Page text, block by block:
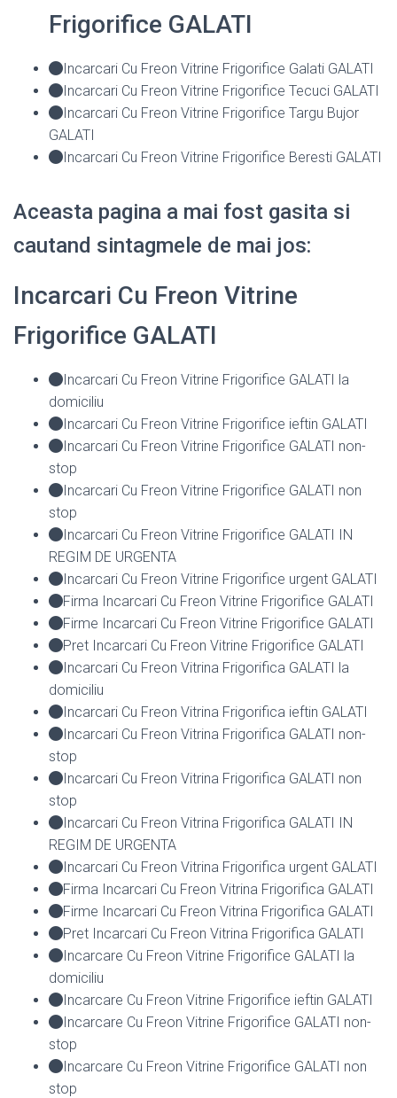
Frigorifice GALATI
Incarcari Cu Freon Vitrine Frigorifice Galati GALATI
Incarcari Cu Freon Vitrine Frigorifice Tecuci GALATI
Incarcari Cu Freon Vitrine Frigorifice Targu Bujor
GALATI
Incarcari Cu Freon Vitrine Frigorifice Beresti GALATI
Aceasta pagina a mai fost gasita si
cautand sintagmele de mai jos:
Incarcari Cu Freon Vitrine
Frigorifice GALATI
Incarcari Cu Freon Vitrine Frigorifice GALATI la
domiciliu
Incarcari Cu Freon Vitrine Frigorifice ieftin GALATI
Incarcari Cu Freon Vitrine Frigorifice GALATI non-
stop
Incarcari Cu Freon Vitrine Frigorifice GALATI non
stop
Incarcari Cu Freon Vitrine Frigorifice GALATI IN
REGIM DE URGENTA
Incarcari Cu Freon Vitrine Frigorifice urgent GALATI
Firma Incarcari Cu Freon Vitrine Frigorifice GALATI
Firme Incarcari Cu Freon Vitrine Frigorifice GALATI
Pret Incarcari Cu Freon Vitrine Frigorifice GALATI
Incarcari Cu Freon Vitrina Frigorifica GALATI la
domiciliu
Incarcari Cu Freon Vitrina Frigorifica ieftin GALATI
Incarcari Cu Freon Vitrina Frigorifica GALATI non-
stop
Incarcari Cu Freon Vitrina Frigorifica GALATI non
stop
Incarcari Cu Freon Vitrina Frigorifica GALATI IN
REGIM DE URGENTA
Incarcari Cu Freon Vitrina Frigorifica urgent GALATI
Firma Incarcari Cu Freon Vitrina Frigorifica GALATI
Firme Incarcari Cu Freon Vitrina Frigorifica GALATI
Pret Incarcari Cu Freon Vitrina Frigorifica GALATI
Incarcare Cu Freon Vitrine Frigorifice GALATI la
domiciliu
Incarcare Cu Freon Vitrine Frigorifice ieftin GALATI
Incarcare Cu Freon Vitrine Frigorifice GALATI non-
stop
Incarcare Cu Freon Vitrine Frigorifice GALATI non
stop